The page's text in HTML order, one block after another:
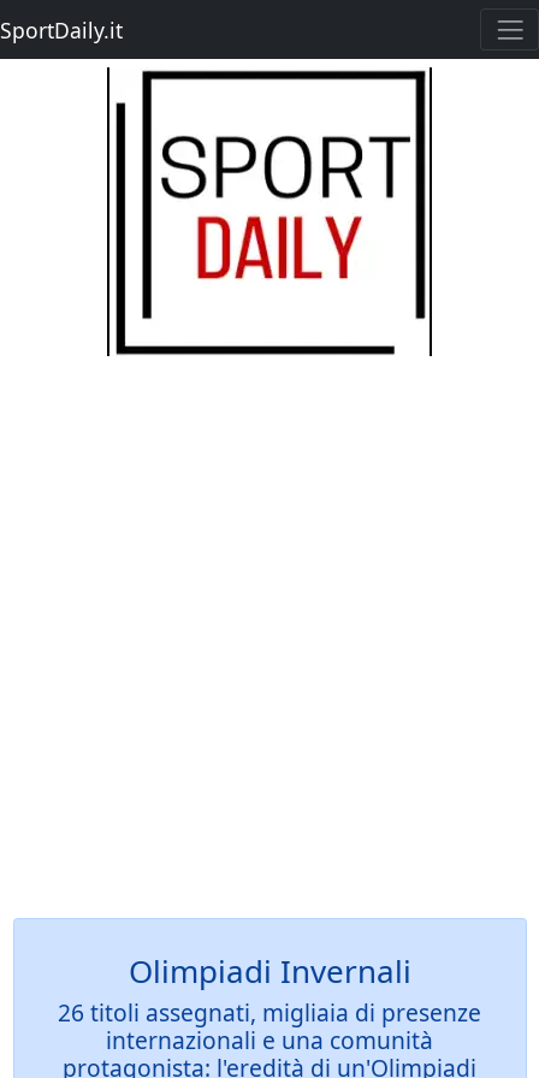
SportDaily.it
Olimpiadi Invernali
26 titoli assegnati, migliaia di presenze
internazionali e una comunità
protagonista: l'eredità di un'Olimpiadi